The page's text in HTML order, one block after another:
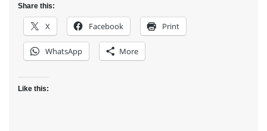
Share this:
X Facebook Print
WhatsApp More
Like this: